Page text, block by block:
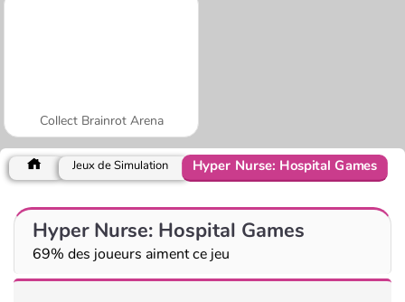
Collect Brainrot Arena
Jeux de Simulation Hyper Nurse: Hospital Games
Hyper Nurse: Hospital Games
69% des joueurs aiment ce jeu